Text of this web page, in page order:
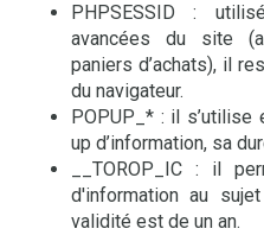
PHPSESSID :
avancées du site
paniers d’achats), il
du navigateur.
POPUP_* : il s’utilise
up d’information, sa
__TOROP_IC : il
d'information au
validité est de un an.